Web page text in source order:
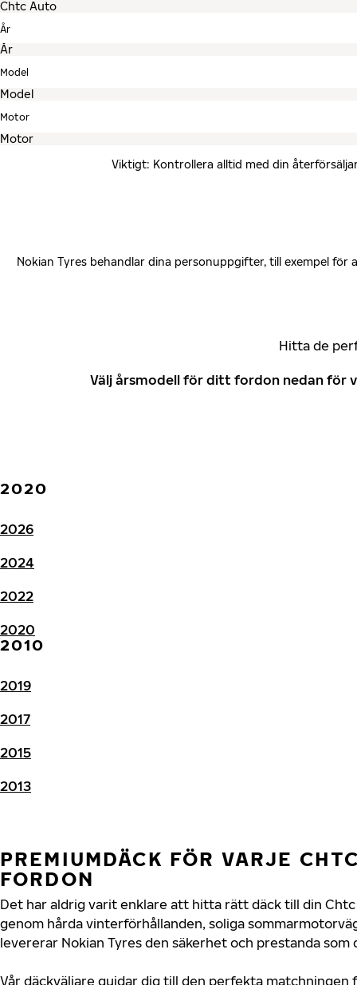
År
Model
Motor
Viktigt: Kontrollera alltid med din
Nokian Tyres behandlar dina personuppgifter, till exempel
Hitta de
Välj årsmodell för ditt fordon nedan för
2020
2026
2024
2022
2020
2010
2019
2017
2015
2013
PREMIUMDÄCK FÖR VARJE
FORDON
Det har aldrig varit enklare att hitta rätt däck till din
genom hårda vinterförhållanden, soliga
levererar Nokian Tyres den säkerhet och prestanda
Vår däckväljare guidar dig till den perfekta